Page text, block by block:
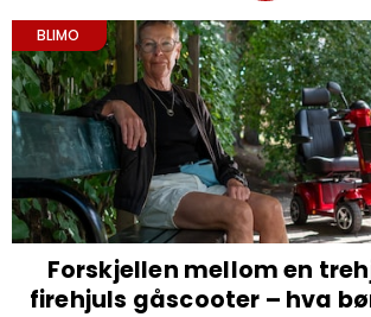
BLIMO
Forskjellen mellom en
firehjuls gåscooter – hva